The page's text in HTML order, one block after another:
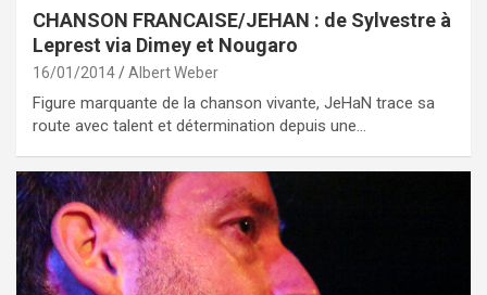
CHANSON FRANCAISE/JEHAN : de Sylvestre à
Leprest via Dimey et Nougaro
16/01/2014 Albert Weber
Figure marquante de la chanson vivante, JeHaN trace sa
route avec talent et détermination depuis une…